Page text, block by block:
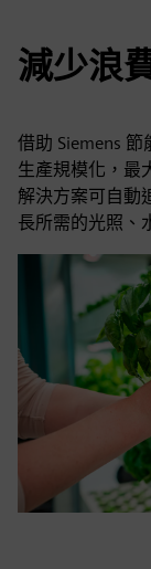
減少浪
借助 Siemens
生產規模化，最
解決方案可自動
長所需的光照、